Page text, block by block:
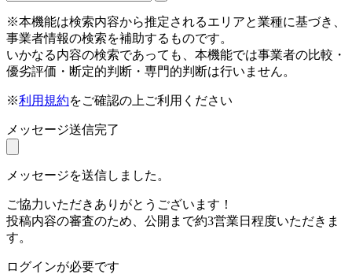
※本機能は検索内容から推定されるエリアと業種に基づき、
事業者情報の検索を補助するものです。
いかなる内容の検索であっても、本機能では事業者の比較・
優劣評価・断定的判断・専門的判断は行いません。
※利用規約をご確認の上ご利用ください
メッセージ送信完了
メッセージを送信しました。
ご協力いただきありがとうございます！
投稿内容の審査のため、公開まで約3営業日程度いただきま
す。
ログインが必要です